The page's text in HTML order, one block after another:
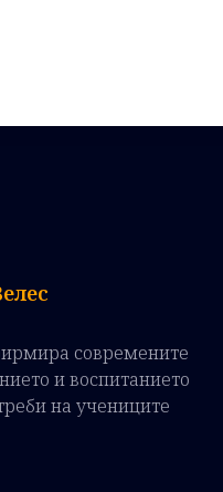
современите
и воспитанието
на учениците